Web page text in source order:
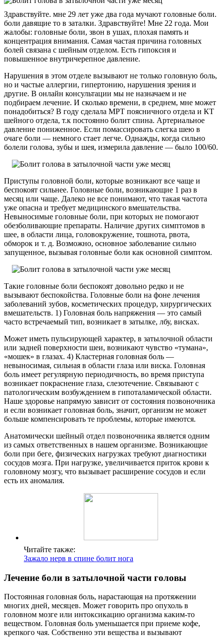
Здравствуйте. мне 29 лет уже два года мучают головные боли.
боли давящие то в заталки. Здравствуйте! Мне 22 года. Мои
жалобы: головные боли, звон в ушах, плохая память и
концентрация внимания. Самая частая причина головных
болей связана с шейным отделом. Есть гипоксия и
повышенное внутричерепное давление.
Нарушения в этом отделе вызывают не только головную боль,
но и частые аллергии, гипертонию, нарушения зрения и
другие. В онлайн консультации мы не назначаем и не
подбираем лечение. И сколько времени, в среднем, мне может
понадобиться? В году сделала МРТ поясничного отдела и КТ
шейного отдела, т.к постоянно болит спина. Артериальное
давление пониженное. Если помассировать слегка шею в
очаге боли — немного стает легче. Однажды, когда сильно
болели голова, зубы и шея, измерила давление — было 100/60.
Приступы головной боли, которые возникают все чаще и
беспокоят сильнее. Головные боли, возникающие 1 раз в
месяц или чаще. Далеко не все понимают, что такая частота
уже опасна и требует медицинского вмешательства.
Невыносимые головные боли, при которых не помогают
обезболивающие препараты. Наличие других симптомов в
шее, в области лица, головокружение, тошнота, рвота,
обморок и т. д. Возможно, основное заболевание сильно
запущенное, вызывая головные боли как основной симптом.
Такие головные боли беспокоят довольно редко и не
вызывают беспокойства. Головные боли на фоне лечения
заболеваний зубов, косметических процедур, хирургических
вмешательств. 1) Головная боль напряжения — это самый
часто встречаемый тип, возникает в затылке, лбу, висках.
Может иметь пульсирующей характер, в затылочной области
или задней поверхности шеи, возникают чувство «тумана»,
«мошек» в глазах. 4) Кластерная головная боль —
невыносимая, сильная в области глаза или виска. Головная
боль имеет регулярную периодичность, во время приступа
возникает покраснение глаза, слезотечение. Связывают с
патологическим возбуждением в гипоталамической области.
Наше здоровье напрямую зависит от состояния позвоночника
и если возникает головная боль, значит, организм не может
больше компенсировать те проблемы, которые имеются.
Анатомически шейный отдел позвоночника является одним
из самых ответственных в нашем организме. Возникающие
боли при беге, физических нагрузках требуют диагностики
сосудов мозга. При нагрузке, увеличивается приток крови к
головному мозгу, что вызывает расширение сосудов и если
есть их аномалия.
Читайте также:
Зажало нерв в спине болит нога
Лечение боли в затылочной части головы
Постоянная головная боль, нарастающая на протяжении
многих дней, месяцев. Может говорить про опухоль в
головном мозге или интоксикацию организма каким-то
веществом. Головная боль уменьшается при приеме кофе,
крепкого чая. Собственно эти вещества и вызывают